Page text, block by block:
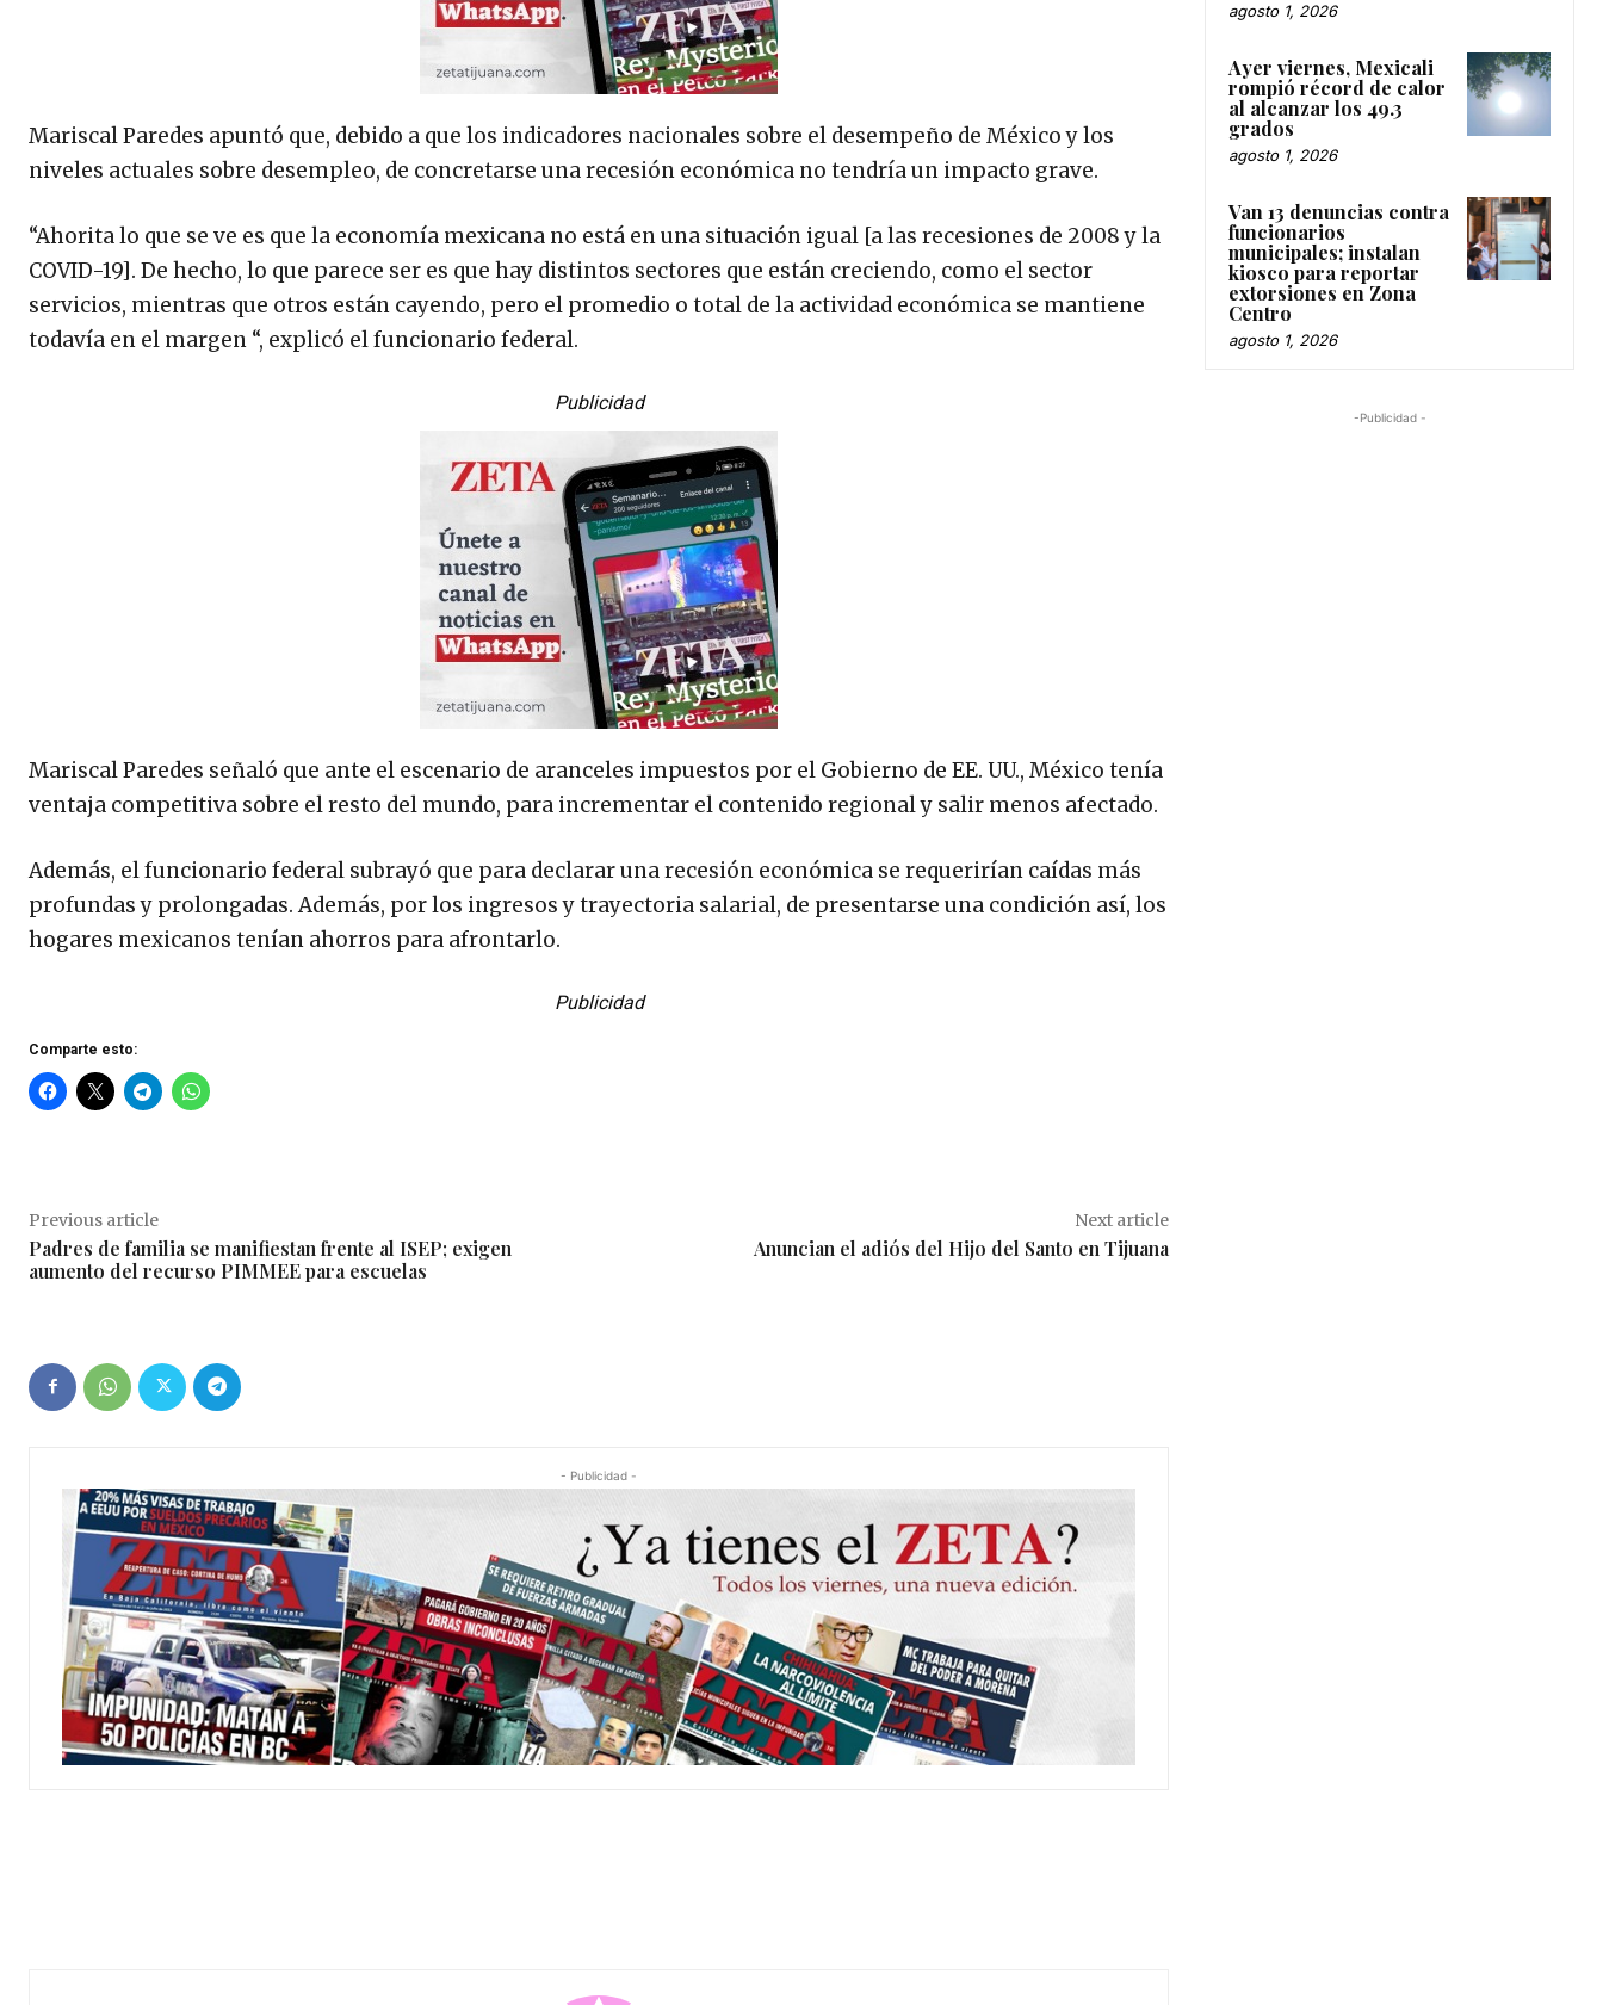
Mariscal Paredes apuntó que, debido a que los indicadores nacionales sobre el desempeño de México y los
niveles actuales sobre desempleo, de concretarse una recesión económica no tendría un impacto grave.
“Ahorita lo que se ve es que la economía mexicana no está en una situación igual [a las recesiones de 2008 y la
COVID-19]. De hecho, lo que parece ser es que hay distintos sectores que están creciendo, como el sector
servicios, mientras que otros están cayendo, pero el promedio o total de la actividad económica se mantiene
todavía en el margen “, explicó el funcionario federal.
Publicidad
Mariscal Paredes señaló que ante el escenario de aranceles impuestos por el Gobierno de EE. UU., México tenía
ventaja competitiva sobre el resto del mundo, para incrementar el contenido regional y salir menos afectado.
Además, el funcionario federal subrayó que para declarar una recesión económica se requerirían caídas más
profundas y prolongadas. Además, por los ingresos y trayectoria salarial, de presentarse una condición así, los
hogares mexicanos tenían ahorros para afrontarlo.
Publicidad
Comparte esto:
Previous article
Padres de familia se manifiestan frente al ISEP; exigen
aumento del recurso PIMMEE para escuelas
Next article
Anuncian el adiós del Hijo del Santo en Tijuana
- Publicidad -
agosto 1, 2026
Ayer viernes, Mexicali
rompió récord de calor
al alcanzar los 49.3
grados
agosto 1, 2026
Van 13 denuncias contra
funcionarios
municipales; instalan
kiosco para reportar
extorsiones en Zona
Centro
agosto 1, 2026
-Publicidad -